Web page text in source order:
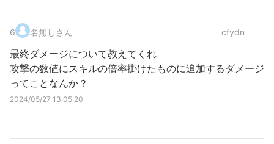
6. 名無しさん cfydn
最終ダメージについて教えてくれ
攻撃の数値にスキルの倍率掛けたものに追加するダメージ
ってことなんか？
2024/05/27 13:05:20